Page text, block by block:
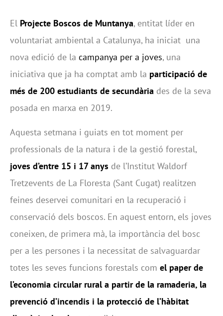
El Projecte Boscos de Muntanya, entitat líder en
voluntariat ambiental a Catalunya, ha iniciat una
nova edició de la campanya per a joves, una
iniciativa que ja ha comptat amb la participació de
més de 200 estudiants de secundària des de la seva
posada en marxa en 2019.
Aquesta setmana i guiats en tot moment per
professionals de la natura i de la gestió forestal,
joves d’entre 15 i 17 anys de l’Institut Waldorf
Tretzevents de La Floresta (Sant Cugat) realitzen
feines deservei comunitari en la recuperació i
conservació dels boscos. En aquest entorn, els joves
coneixen, de primera mà, la importància del bosc
per a les persones i la necessitat de salvaguardar
totes les seves funcions forestals com el paper de
l’economia circular rural a partir de la ramaderia, la
prevenció d’incendis i la protecció de l’hàbitat